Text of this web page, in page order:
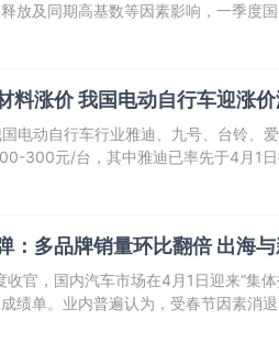
放及同期高基数等因素影响，一季度
最大亮点。
料涨价 我国电动自行车迎涨
电动自行车行业雅迪、九号、台铃、
300元/台，其中雅迪已率先于4月1
：多品牌销量环比翻倍 出海
官，国内汽车市场在4月1日迎来“集
绩单。业内普遍认为，受春节因素消
本走出2025年底购置税政策调整带来